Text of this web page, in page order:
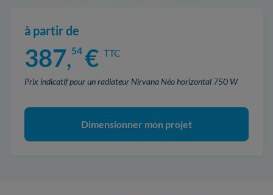
à partir de
387,54 € TTC
Prix indicatif pour un radiateur Nirvana Néo horizontal 750 W
Dimensionner mon projet